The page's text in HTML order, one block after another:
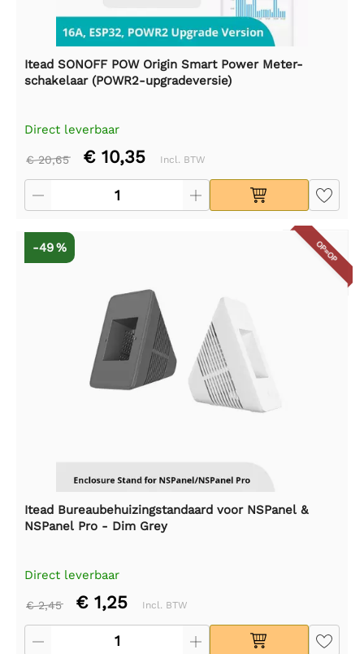
Itead SONOFF POW Origin Smart Power Meter-
schakelaar (POWR2-upgradeversie)
Direct leverbaar
€ 20,65 € 10,35 Incl. BTW
OP=OP
-49 %
Itead Bureaubehuizingstandaard voor NSPanel &
NSPanel Pro - Dim Grey
Direct leverbaar
€ 2,45 € 1,25 Incl. BTW